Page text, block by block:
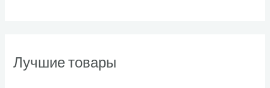
Лучшие товары